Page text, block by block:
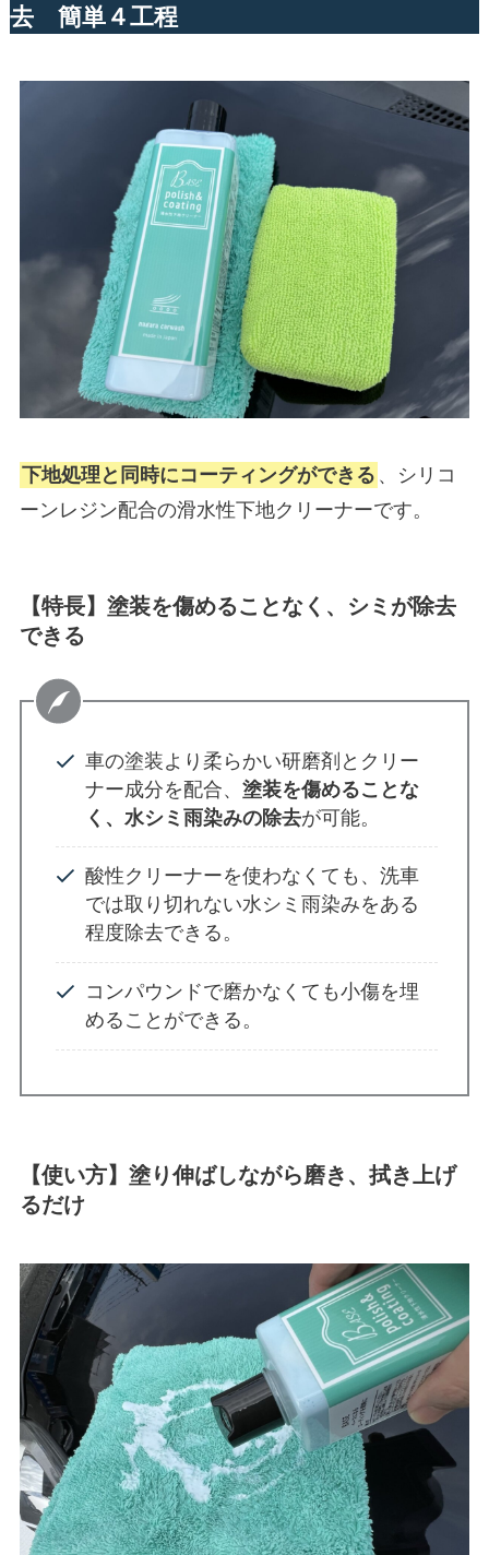
去 簡単４工程
下地処理と同時にコーティングができる 、シリコ
ーンレジン配合の滑水性下地クリーナーです。
【特長】塗装を傷めることなく、シミが除去
できる
車の塗装より柔らかい研磨剤とクリー
ナー成分を配合、塗装を傷めることな
く、水シミ雨染みの除去が可能。
酸性クリーナーを使わなくても、洗車
では取り切れない水シミ雨染みをある
程度除去できる。
コンパウンドで磨かなくても小傷を埋
めることができる。
【使い方】塗り伸ばしながら磨き、拭き上げ
るだけ